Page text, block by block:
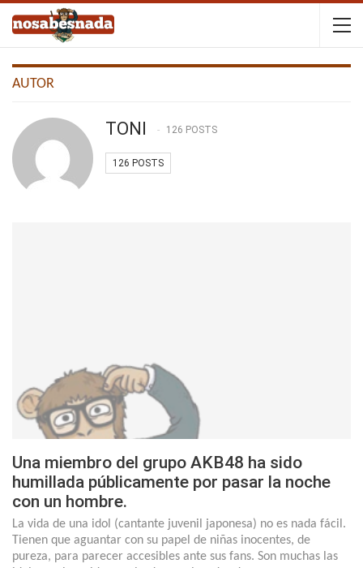
AUTOR
TONI 126 POSTS
126 POSTS
Una miembro del grupo AKB48 ha sido
humillada públicamente por pasar la noche
con un hombre.
La vida de una idol (cantante juvenil japonesa) no es nada fácil.
Tienen que aguantar con su papel de niñas inocentes, de
pureza, para parecer accesibles ante sus fans. Son muchas las